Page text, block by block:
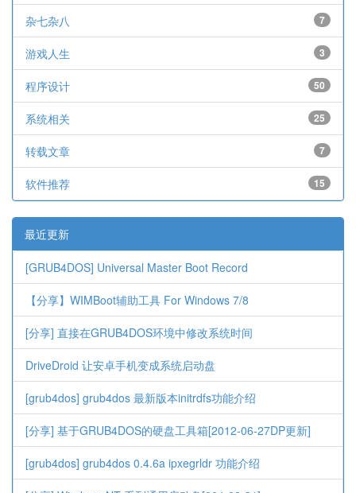
7
杂七杂八
3
游戏人生
50
程序设计
25
系统相关
7
转载文章
15
软件推荐
最近更新
[GRUB4DOS] Universal Master Boot Record
【分享】WIMBoot辅助工具 For Windows 7/8
[分享] 直接在GRUB4DOS环境中修改系统时间
DriveDroid 让安卓手机变成系统启动盘
[grub4dos] grub4dos 最新版本initrdfs功能介绍
[分享] 基于GRUB4DOS的硬盘工具箱[2012-06-27DP更新]
[grub4dos] grub4dos 0.4.6a ipxegrldr 功能介绍